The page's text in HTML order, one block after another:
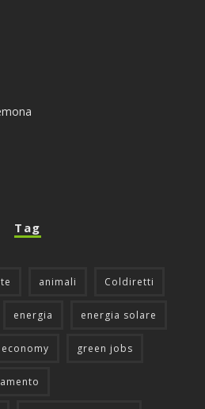
Tag
animali Coldiretti
energia energia solare
green jobs